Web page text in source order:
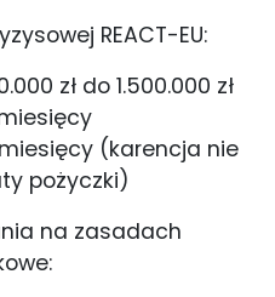
REACT-EU:
zł do 1.500.000 zł
(karencja nie
pożyczki)
na zasadach